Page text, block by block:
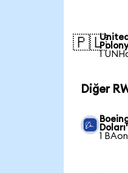
🇵🇱
1
Diğer
1